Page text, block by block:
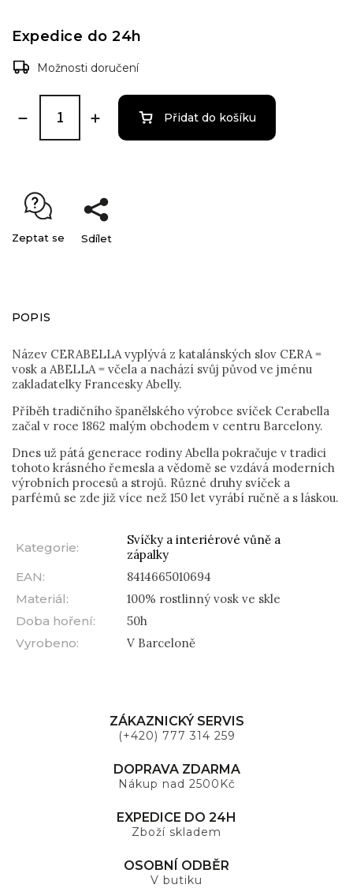
Expedice do 24h
Možnosti doručení
Přidat do košíku
Zeptat se Sdílet
POPIS
Název CERABELLA vyplývá z katalánských slov CERA =
vosk a ABELLA = včela a nachází svůj původ ve jménu
zakladatelky Francesky Abelly.
Příběh tradičního španělského výrobce svíček Cerabella
začal v roce 1862 malým obchodem v centru Barcelony.
Dnes už pátá generace rodiny Abella pokračuje v tradici
tohoto krásného řemesla a vědomě se vzdává moderních
výrobních procesů a strojů. Různé druhy svíček a
parfémů se zde již více než 150 let vyrábí ručně a s láskou.
Kategorie:
Svíčky a interiérové vůně a
zápalky
EAN:
8414665010694
Materiál:
100% rostlinný vosk ve skle
Doba hoření:
50h
Vyrobeno: V Barceloně
ZÁKAZNICKÝ SERVIS
(+420) 777 314 259
DOPRAVA ZDARMA
Nákup nad 2500Kč
EXPEDICE DO 24H
Zboží skladem
OSOBNÍ ODBĚR
V butiku